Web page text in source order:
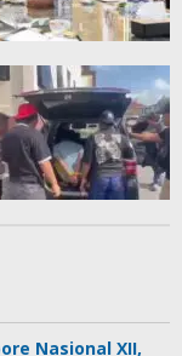
Nasional XII,